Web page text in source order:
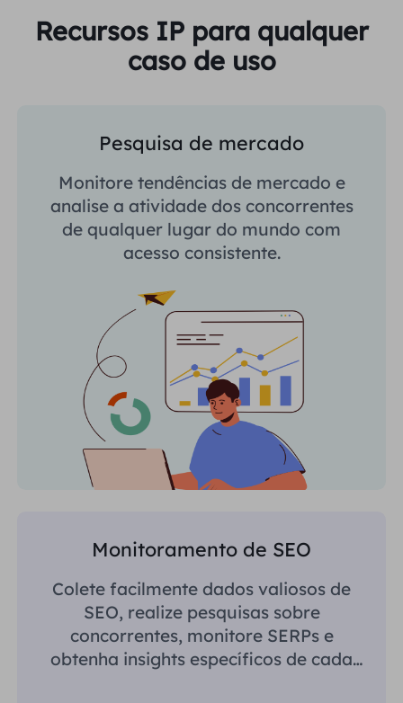
Recursos IP para qualquer
caso de uso
Pesquisa de mercado
Monitore tendências de mercado e
analise a atividade dos concorrentes
de qualquer lugar do mundo com
acesso consistente.
Monitoramento de SEO
Colete facilmente dados valiosos de
SEO, realize pesquisas sobre
concorrentes, monitore SERPs e
obtenha insights específicos de cada